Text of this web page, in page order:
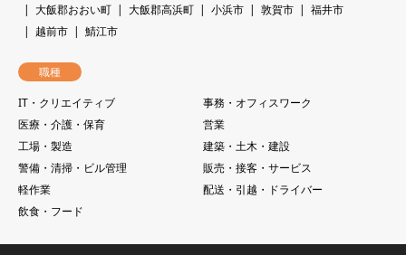
大飯郡おおい町
大飯郡高浜町 小浜市 敦賀市
福井市
越前市
鯖江市
職種
IT・クリエイティブ
事務・オフィスワーク
医療・介護・保育
営業
工場・製造
建築・土木・建設
警備・清掃・ビル管理
販売・接客・サービス
軽作業
配送・引越・ドライバー
飲食・フード